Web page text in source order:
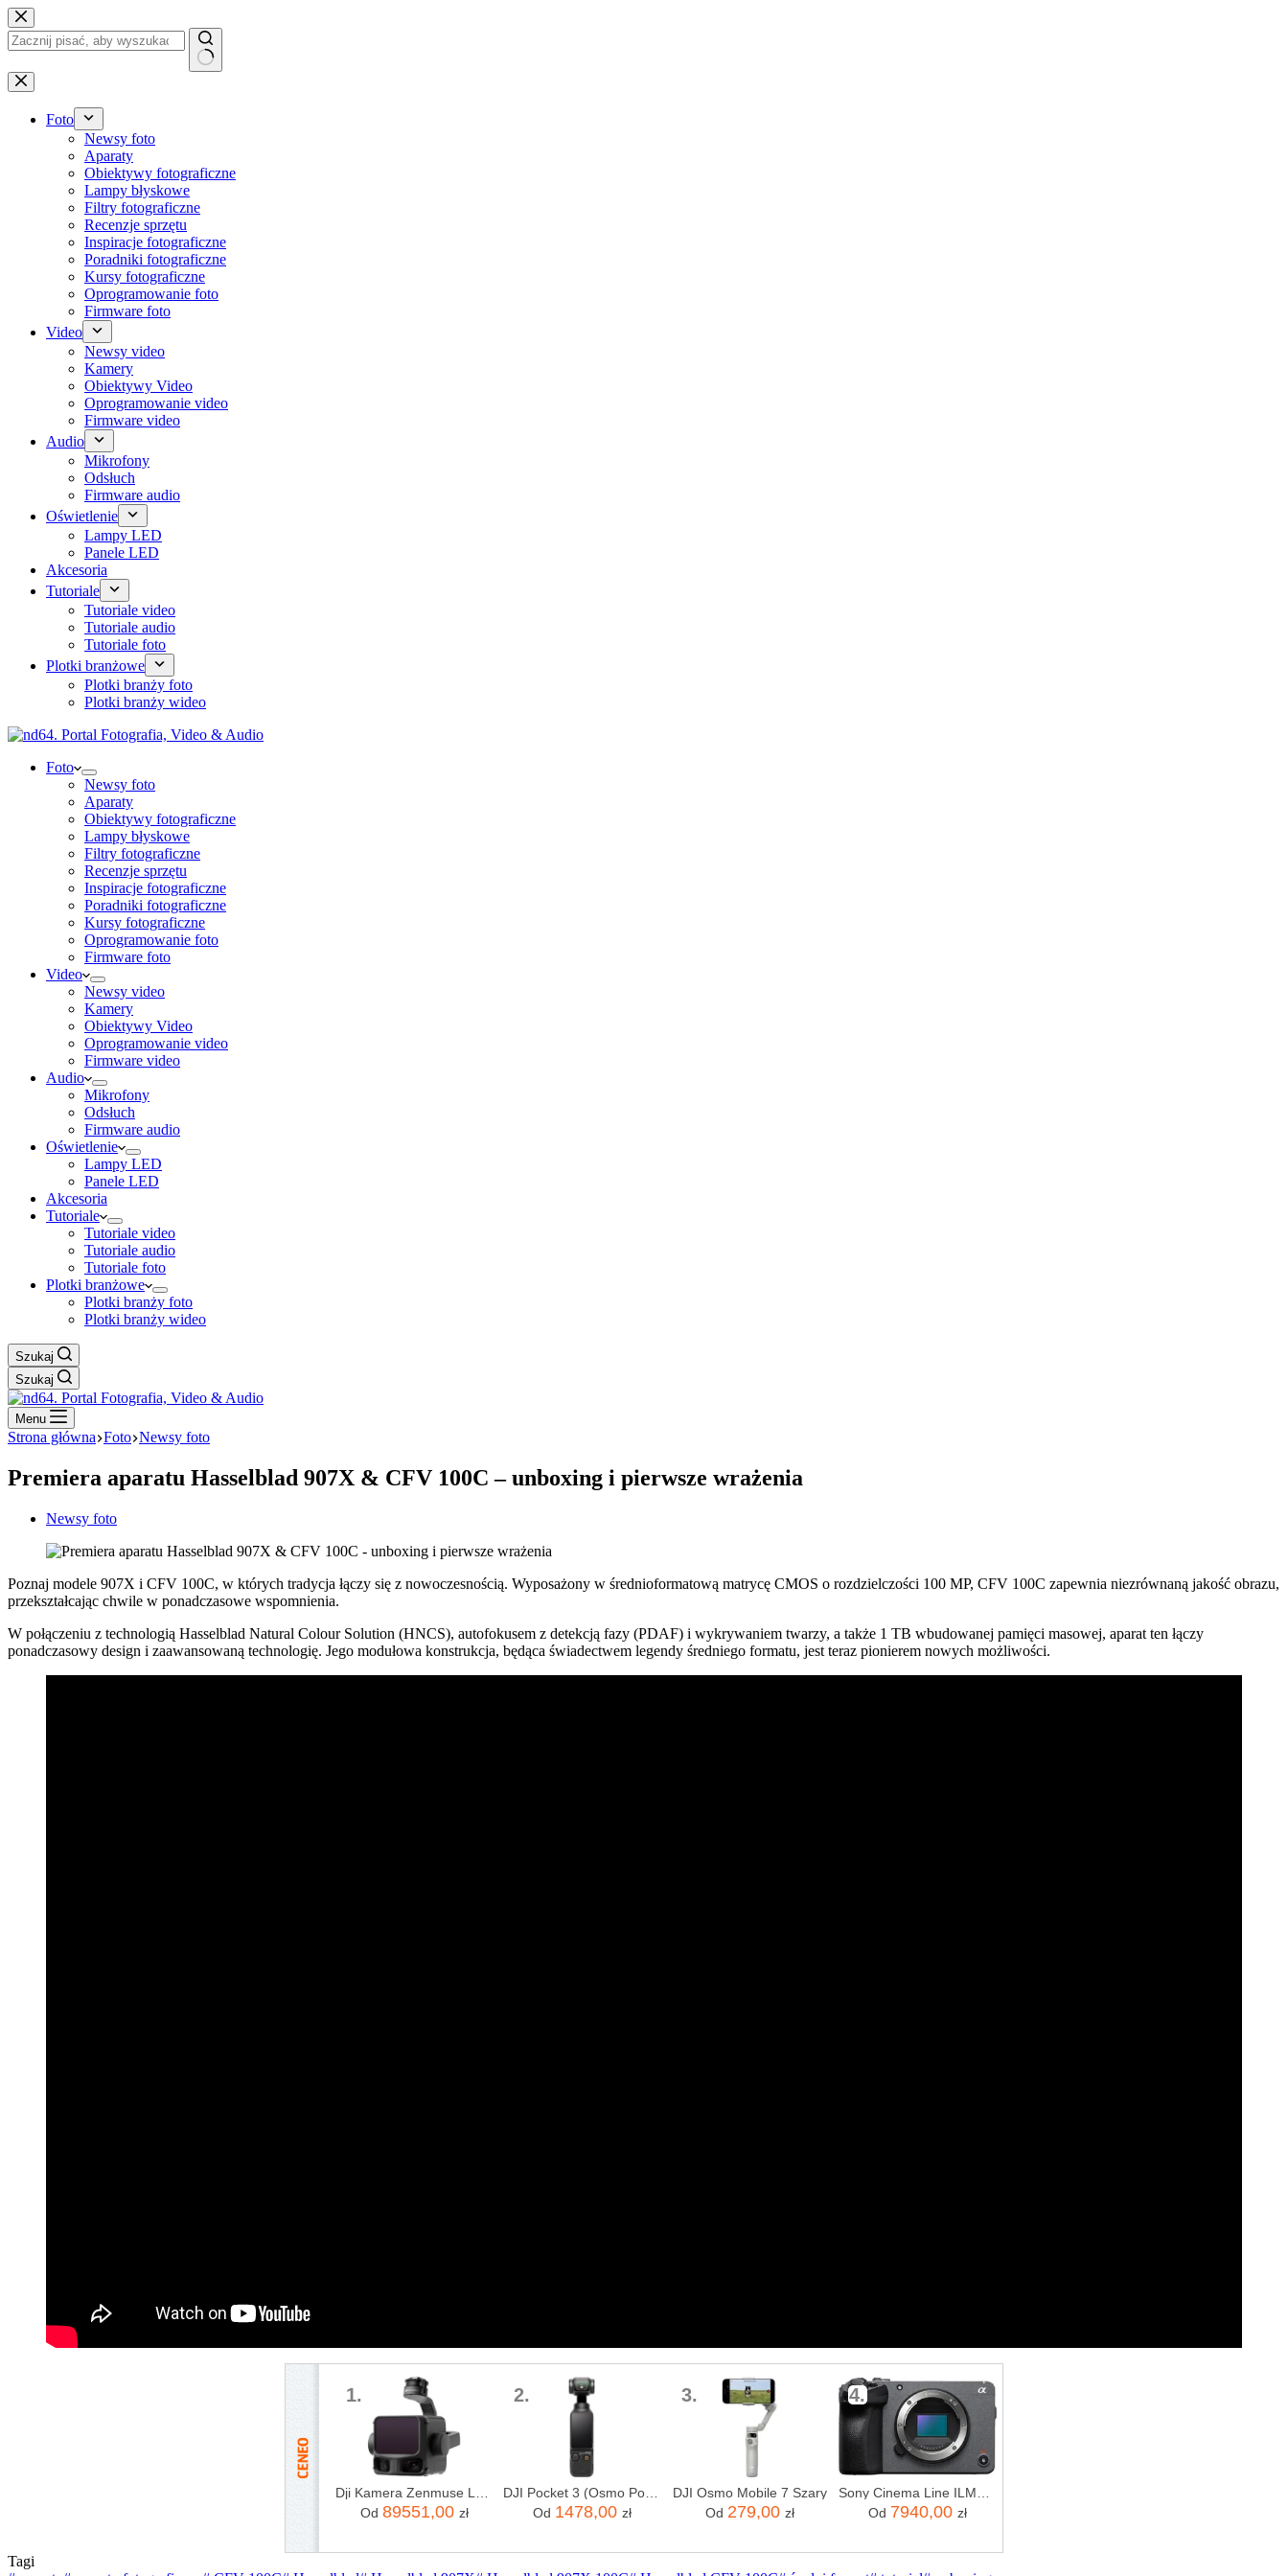
Przejdź
do
treści
Brak
wyników
Foto
Newsy foto
Aparaty
Obiektywy fotograficzne
Lampy błyskowe
Filtry fotograficzne
Recenzje sprzętu
Inspiracje fotograficzne
Poradniki fotograficzne
Kursy fotograficzne
Oprogramowanie foto
Firmware foto
Video
Newsy video
Kamery
Obiektywy Video
Oprogramowanie video
Firmware video
Audio
Mikrofony
Odsłuch
Firmware audio
Oświetlenie
Lampy LED
Panele LED
Akcesoria
Tutoriale
Tutoriale video
Tutoriale audio
Tutoriale foto
Plotki branżowe
Plotki branży foto
Plotki branży wideo
Foto
Newsy foto
Aparaty
Obiektywy fotograficzne
Lampy błyskowe
Filtry fotograficzne
Recenzje sprzętu
Inspiracje fotograficzne
Poradniki fotograficzne
Kursy fotograficzne
Oprogramowanie foto
Firmware foto
Video
Newsy video
Kamery
Obiektywy Video
Oprogramowanie video
Firmware video
Audio
Mikrofony
Odsłuch
Firmware audio
Oświetlenie
Lampy LED
Panele LED
Akcesoria
Tutoriale
Tutoriale video
Tutoriale audio
Tutoriale foto
Plotki branżowe
Plotki branży foto
Plotki branży wideo
Szukaj
Szukaj
Menu
Strona główna Foto Newsy foto
Premiera aparatu Hasselblad 907X & CFV 100C – unboxing i pierwsze wrażenia
Newsy foto
Poznaj modele 907X i CFV 100C, w których tradycja łączy się z nowoczesnością. Wyposażony w średnioformatową matrycę CMOS o rozdzielczości 100 MP, CFV 100C zapewnia niezrównaną jakość obrazu,
przekształcając chwile w ponadczasowe wspomnienia.
W połączeniu z technologią Hasselblad Natural Colour Solution (HNCS), autofokusem z detekcją fazy (PDAF) i wykrywaniem twarzy, a także 1 TB wbudowanej pamięci masowej, aparat ten łączy
ponadczasowy design i zaawansowaną technologię. Jego modułowa konstrukcja, będąca świadectwem legendy średniego formatu, jest teraz pionierem nowych możliwości.
1.
Od 89551,00 zł
2.
DJI Pocket 3 (Osmo Pocket 3)
Od 1478,00 zł
3.
DJI Osmo Mobile 7 Szary
Od 279,00 zł
4.
Od 7940,00 zł
Tagi